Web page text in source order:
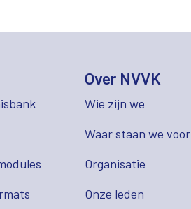
Over NVVK
Wie zijn we
Waar staan we voor
Organisatie
Onze leden